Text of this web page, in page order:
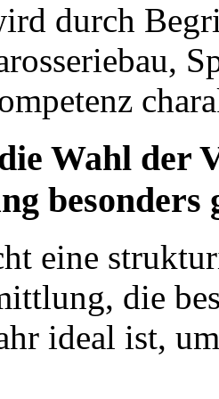
durch
Wahl der
besonders
eine
die
ideal ist,